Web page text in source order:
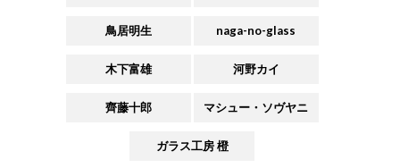
鳥居明生 naga-no-glass
木下富雄 河野カイ
齊藤十郎 マシュー・ソヴヤニ
ガラス工房 橙